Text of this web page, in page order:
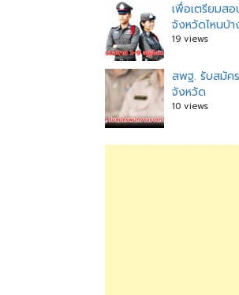
เพื่อเตรียมส
จังหวัดไหนบ้า
19 views
สพฐ. รับสมัค
จังหวัด
10 views